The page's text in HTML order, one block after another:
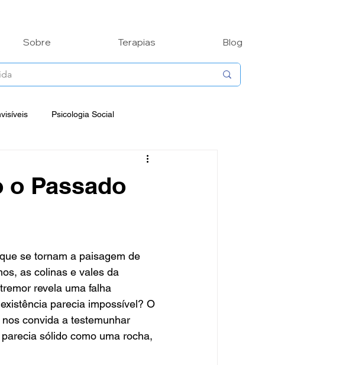
Sobre Terapias Blog
Psicologia Social
Biografias
o Passado
se tornam a paisagem de
as colinas e vales da
revela uma falha
parecia impossível? O
convida a testemunhar
sólido como uma rocha,